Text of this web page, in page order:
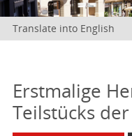
Translate into English
Erstmalige
Teilstücks